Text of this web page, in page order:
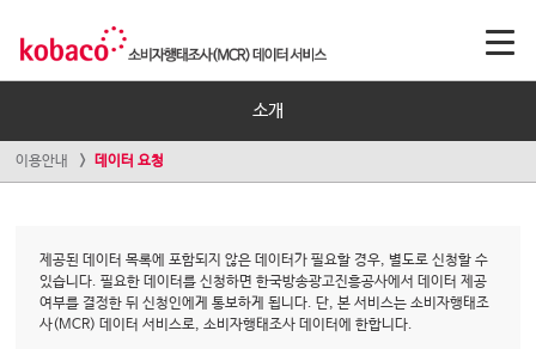
소개
이용안내 데이터 요청
제공된 데이터 목록에 포함되지 않은 데이터가 필요할 경우, 별도로 신청할 수
있습니다. 필요한 데이터를 신청하면 한국방송광고진흥공사에서 데이터 제공
여부를 결정한 뒤 신청인에게 통보하게 됩니다. 단, 본 서비스는 소비자행태조
사(MCR) 데이터 서비스로, 소비자행태조사 데이터에 한합니다.